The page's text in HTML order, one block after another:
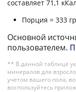
составляет 71,1
Порция = 333
Основной
пользователем.
** В данной таблице
минералов для
учетом вашего пола,
воспользуйтесь